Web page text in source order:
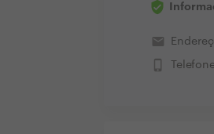
email
phone_iphone Telefone